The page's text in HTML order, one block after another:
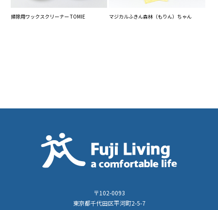
掃除用ワックスクリーナー TOMIE マジカルふきん森林（もりん）ちゃん
〒102-0093
東京都千代田区平河町2-5-7